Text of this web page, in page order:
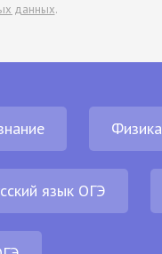
данных.
Физика
язык ОГЭ